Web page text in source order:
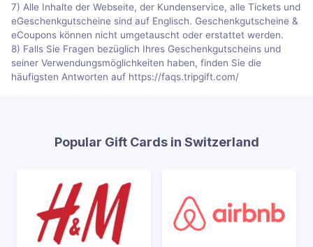
7) Alle Inhalte der Webseite, der Kundenservice, alle Tickets und
eGeschenkgutscheine sind auf Englisch. Geschenkgutscheine &
eCoupons können nicht umgetauscht oder erstattet werden.
8) Falls Sie Fragen bezüglich Ihres Geschenkgutscheins und
seiner Verwendungsmöglichkeiten haben, finden Sie die
häufigsten Antworten auf https://faqs.tripgift.com/
Popular Gift Cards in Switzerland